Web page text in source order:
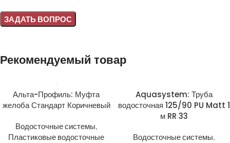
Рекомендуемый товар
Альта-Профиль: Муфта
желоба Стандарт Коричневый
Водосточные системы,
Пластиковые водосточные
Aquasystem: Труба
водосточная 125/90 PU Matt 1
м RR 33
Водосточные системы,